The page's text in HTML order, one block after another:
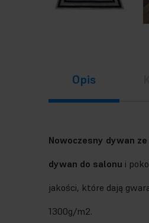
Opis
Nowoczesny dywan
dywan do salonu i
jakości, które dają
1300g/m2.